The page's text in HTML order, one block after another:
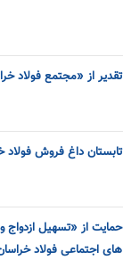
تقدیر از «مجتمع فولاد
تابستان داغ فروش فولاد خراسان با 76
حمایت از «تسهیل ازدواج
های اجتماعی فولاد